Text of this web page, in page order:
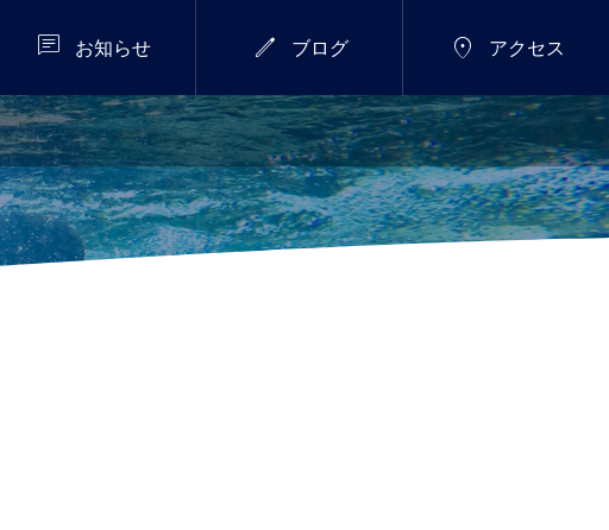
 お知らせ  ブログ  アクセス